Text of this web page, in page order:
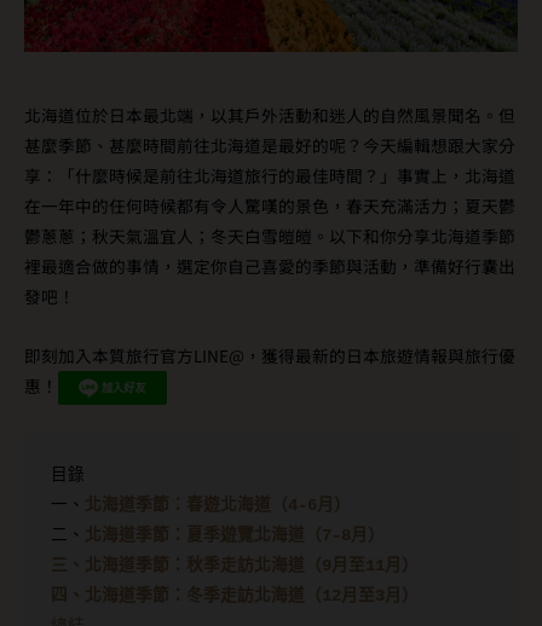
北海道位於日本最北端，以其戶外活動和迷人的自然風景聞名。但
甚麼季節、甚麼時間前往北海道是最好的呢？今天編輯想跟大家分
享：「什麼時候是前往北海道旅行的最佳時間？」事實上，北海道
在一年中的任何時候都有令人驚嘆的景色，春天充滿活力；夏天鬱
鬱蔥蔥；秋天氣溫宜人；冬天白雪皚皚。以下和你分享北海道季節
裡最適合做的事情，選定你自己喜愛的季節與活動，準備好行囊出
發吧！
即刻加入本質旅行官方LINE@，獲得最新的日本旅遊情報與旅行優
惠！
目錄
一、 北海道季節：春遊北海道（4-6月）
二、 北海道季節：夏季遊覽北海道（7-8月）
三、北海道季節：秋季走訪北海道（9月至11月）
四、北海道季節：冬季走訪北海道（12月至3月）